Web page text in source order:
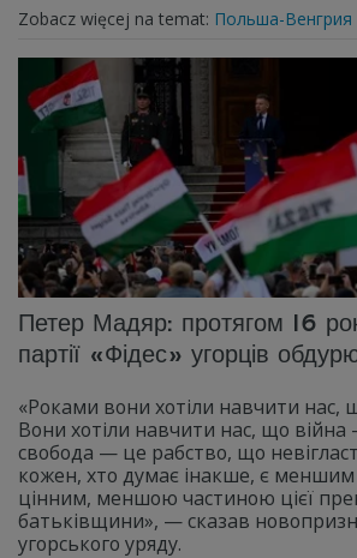
Zobacz więcej na temat: Польша-Венгрия
Петер Мадяр: протягом 16
партії «Фідес» угорців
«Роками вони хотіли навчити нас,
Вони хотіли навчити нас, що
свобода — це рабство, що
кожен, хто думає інакше, є
цінним, меншою частиною цієї
батьківщини», — сказав
угорського уряду.